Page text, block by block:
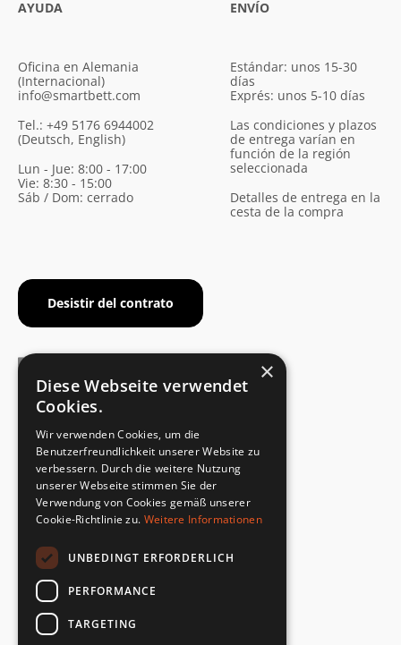
AYUDA
Oficina en Alemania
(Internacional)
info@smartbett.com
Tel.: +49 5176 6944002
(Deutsch, English)
Lun - Jue: 8:00 - 17:00
Vie: 8:30 - 15:00
Sáb / Dom: cerrado
Desistir del contrato
ENVÍO
Estándar: unos 15-30
días
Exprés: unos 5-10 días
Las condiciones y plazos
de entrega varían en
función de la región
seleccionada
Detalles de entrega en la
cesta de la compra
Cumplimiento de la norma de seguridad
DEVOLUCIONES RÁPIDAS Y SENCILLAS
Servicio de devoluciones
DIRECTAMENTE DEL FABRICANTE
Control de calidad especial
×
Diese Webseite verwendet
Cookies.
Wir verwenden Cookies, um die
Benutzerfreundlichkeit unserer Website zu
verbessern. Durch die weitere Nutzung
unserer Webseite stimmen Sie der
Verwendung von Cookies gemäß unserer
Cookie-Richtlinie zu. Weitere Informationen
UNBEDINGT ERFORDERLICH
PERFORMANCE
TARGETING